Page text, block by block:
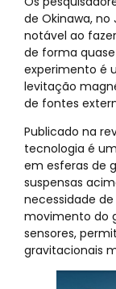
de Okinawa,
notável ao
de forma
experimento é
levitação
de fontes
Publicado na
tecnologia é
em esferas de
suspensas
necessidade
movimento do
sensores,
gravitacionais